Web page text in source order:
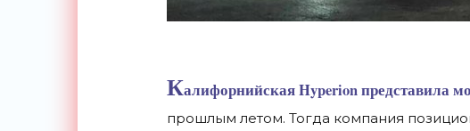
Калифорнийская Hyperion представила
прошлым летом. Тогда компания